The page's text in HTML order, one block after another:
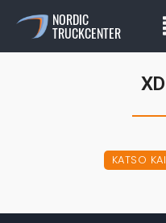
NORDIC
TRUCKCENTER
KATSO